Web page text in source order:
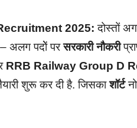
2025: दोस्तों
अलग पदोें परसरकारी नौकरी
RRB Railway Group D
शुरू कर दी है. जिसकाशॉर्ट